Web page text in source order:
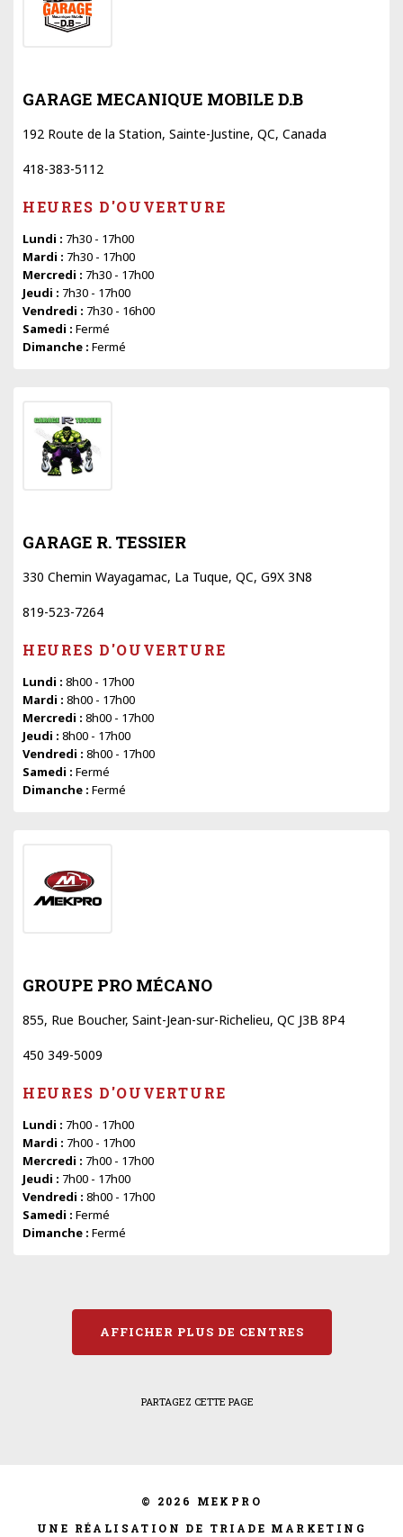
GARAGE MECANIQUE MOBILE D.B
192 Route de la Station, Sainte-Justine, QC, Canada
418-383-5112
HEURES D'OUVERTURE
Lundi : 7h30 - 17h00
Mardi : 7h30 - 17h00
Mercredi : 7h30 - 17h00
Jeudi : 7h30 - 17h00
Vendredi : 7h30 - 16h00
Samedi : Fermé
Dimanche : Fermé
GARAGE R. TESSIER
330 Chemin Wayagamac, La Tuque, QC, G9X 3N8
819-523-7264
HEURES D'OUVERTURE
Lundi : 8h00 - 17h00
Mardi : 8h00 - 17h00
Mercredi : 8h00 - 17h00
Jeudi : 8h00 - 17h00
Vendredi : 8h00 - 17h00
Samedi : Fermé
Dimanche : Fermé
GROUPE PRO MÉCANO
855, Rue Boucher, Saint-Jean-sur-Richelieu, QC J3B 8P4
450 349-5009
HEURES D'OUVERTURE
Lundi : 7h00 - 17h00
Mardi : 7h00 - 17h00
Mercredi : 7h00 - 17h00
Jeudi : 7h00 - 17h00
Vendredi : 8h00 - 17h00
Samedi : Fermé
Dimanche : Fermé
AFFICHER PLUS DE CENTRES
PARTAGEZ CETTE PAGE
© 2026 MEKPRO
UNE RÉALISATION DE TRIADE MARKETING